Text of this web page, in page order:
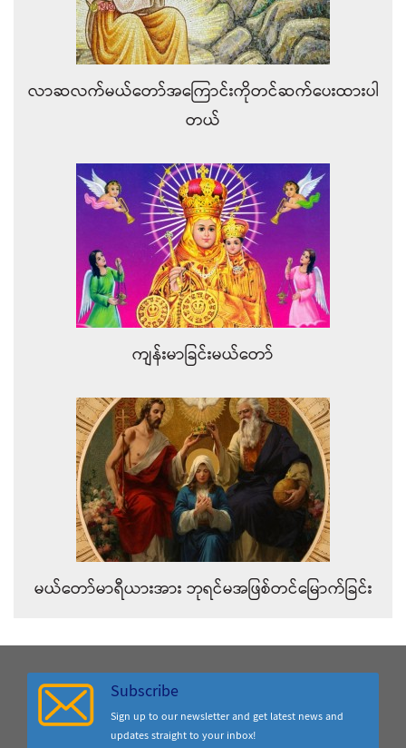
လာဆလက်မယ်တော်အကြောင်းကိုတင်ဆက်ပေးထားပါ
တယ်
ကျန်းမာခြင်းမယ်တော်
မယ်တော်မာရီယားအား ဘုရင်မအဖြစ်တင်မြောက်ခြင်း
Subscribe
Sign up to our newsletter and get latest news and
updates straight to your inbox!